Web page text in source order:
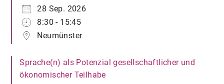
28 Sep. 2026
8:30 - 15:45
Neumünster
Sprache(n) als Potenzial gesellschaftlicher und
ökonomischer Teilhabe